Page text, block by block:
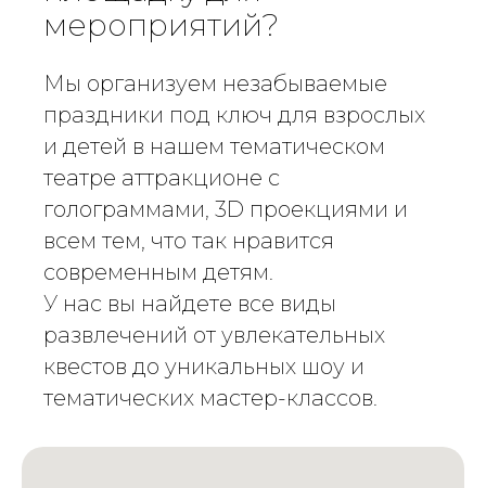
мероприятий?
Мы организуем незабываемые
праздники под ключ для взрослых
и детей в нашем тематическом
театре аттракционе с
голограммами, 3D проекциями и
всем тем, что так нравится
современным детям.
У нас вы найдете все виды
развлечений от увлекательных
квестов до уникальных шоу и
тематических мастер-классов.